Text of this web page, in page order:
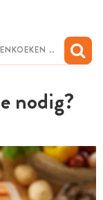
nodig?